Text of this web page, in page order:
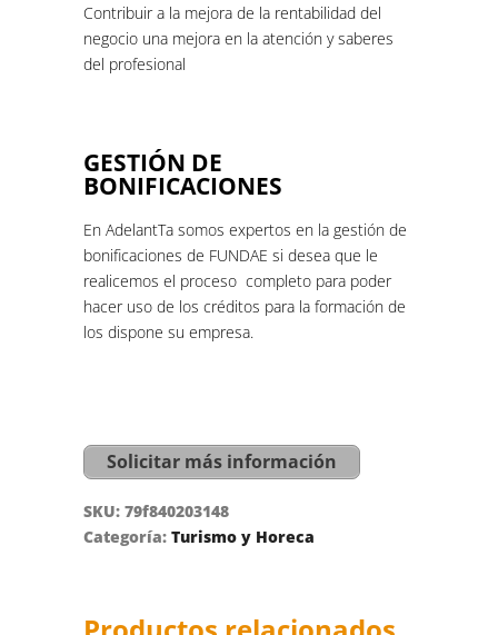
Contribuir a la mejora de la rentabilidad del
negocio una mejora en la atención y saberes
del profesional
GESTIÓN DE
BONIFICACIONES
En AdelantTa somos expertos en la gestión de
bonificaciones de FUNDAE si desea que le
realicemos el proceso completo para poder
hacer uso de los créditos para la formación de
los dispone su empresa.
Solicitar más información
SKU: 79f840203148
Categoría: Turismo y Horeca